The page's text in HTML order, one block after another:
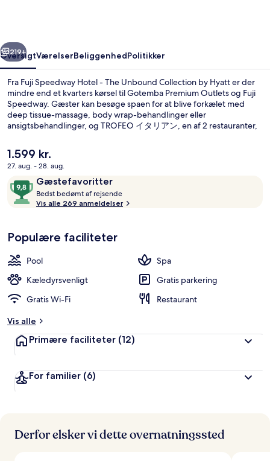
Collection
by
Hyatt
Næste
219+
OversigtVærelserBeliggenhedPolitikker
Fra Fuji Speedway Hotel - The Unbound Collection by Hyatt er der
mindre end et kvarters kørsel til Gotemba Premium Outlets og Fuji
Speedway. Gæster kan besøge spaen for at blive forkælet med
deep tissue-massage, body wrap-behandlinger eller
ansigtsbehandlinger, og TROFEO イタリアン, en af 2 restauranter,
aftensmad. Andre faciliteter på dette hotel med luksusfaciliteter
tæller en indendørs pool, en bar/lounge og et døgnåbent
fitnesscenter. Rejsende har kun godt at sige om stedets
hjælpsomme personale.
Den
nuværende
er
1.599 kr.
1.599 kr.
27. aug. - 28. aug.
AnmeldelserGæstefavoritter
9,8
ud
af
Gæstefavoritter
Bedst bedømt af rejsende
e
a
f
d
e
Vis alle 269 anmeldelser
Populære faciliteter
Pool
Spa
Kæledyrsvenligt
Gratis parkering
Gratis Wi-Fi
Restaurant
Vis alle
Primære faciliteter (12)
For familier (6)
Derfor elsker vi dette overnatningssted